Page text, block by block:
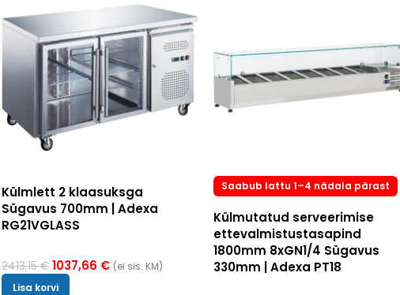
Külmlett 2 klaasuksga
Sügavus 700mm | Adexa
RG21VGLASS
2413,15€ 1037,66 € (ei sis. KM)
Lisa korvi
Saabub lattu 1–4 nädala pärast
Külmutatud serveerimise
ettevalmistustasapind
1800mm 8xGN1/4 Sügavus
330mm | Adexa PT18